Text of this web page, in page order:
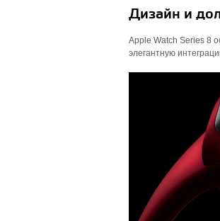
Дизайн и
Apple Watch Series 8
элегантную